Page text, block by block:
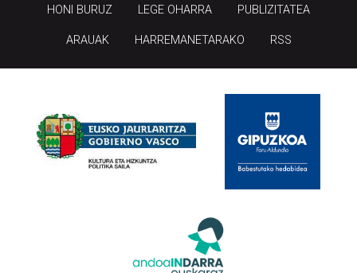
HONI BURUZ LEGE OHARRA PUBLIZITATEA
ARAUAK HARREMANETARAKO RSS